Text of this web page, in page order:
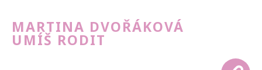
MARTINA DVOŘÁKOVÁ
UMÍŠ RODIT